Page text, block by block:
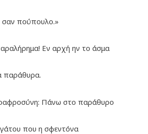
πούπουλο.»
Εν αρχή ην το άσμα
παράθυρα.
Πάνω στο παράθυρο
που η σφεντόνα